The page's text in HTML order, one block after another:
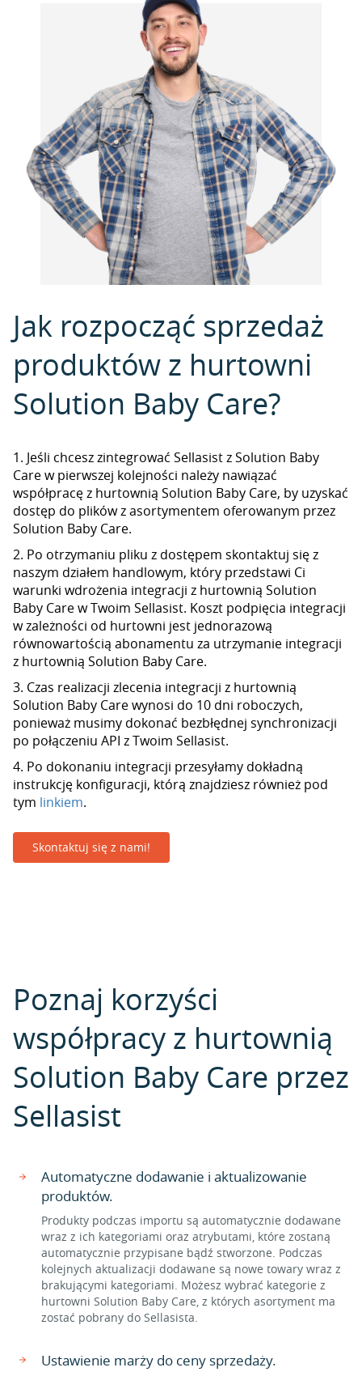
Jak rozpocząć sprzedaż
produktów z hurtowni
Solution Baby Care?
1. Jeśli chcesz zintegrować Sellasist z Solution Baby
Care w pierwszej kolejności należy nawiązać
współpracę z hurtownią Solution Baby Care, by uzyskać
dostęp do plików z asortymentem oferowanym przez
Solution Baby Care.
2. Po otrzymaniu pliku z dostępem skontaktuj się z
naszym działem handlowym, który przedstawi Ci
warunki wdrożenia integracji z hurtownią Solution
Baby Care w Twoim Sellasist. Koszt podpięcia integracji
w zależności od hurtowni jest jednorazową
równowartością abonamentu za utrzymanie integracji
z hurtownią Solution Baby Care.
3. Czas realizacji zlecenia integracji z hurtownią
Solution Baby Care wynosi do 10 dni roboczych,
ponieważ musimy dokonać bezbłędnej synchronizacji
po połączeniu API z Twoim Sellasist.
4. Po dokonaniu integracji przesyłamy dokładną
instrukcję konfiguracji, którą znajdziesz również pod
tym linkiem.
Skontaktuj się z nami!
Poznaj korzyści
współpracy z hurtownią
Solution Baby Care przez
Sellasist
Automatyczne dodawanie i aktualizowanie
produktów.
Produkty podczas importu są automatycznie dodawane
wraz z ich kategoriami oraz atrybutami, które zostaną
automatycznie przypisane bądź stworzone. Podczas
kolejnych aktualizacji dodawane są nowe towary wraz z
brakującymi kategoriami. Możesz wybrać kategorie z
hurtowni Solution Baby Care, z których asortyment ma
zostać pobrany do Sellasista.
Ustawienie marży do ceny sprzedaży.